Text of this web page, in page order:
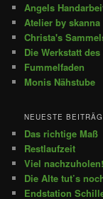
Angels
Atelier by skanna
Christa's
Die Werkstatt
Fummelfaden
Monis Nähstube
NEUESTE
Das richtige Maß
Restlaufzeit
Viel nachzuholen!
Die Alte tut’s
Endstation